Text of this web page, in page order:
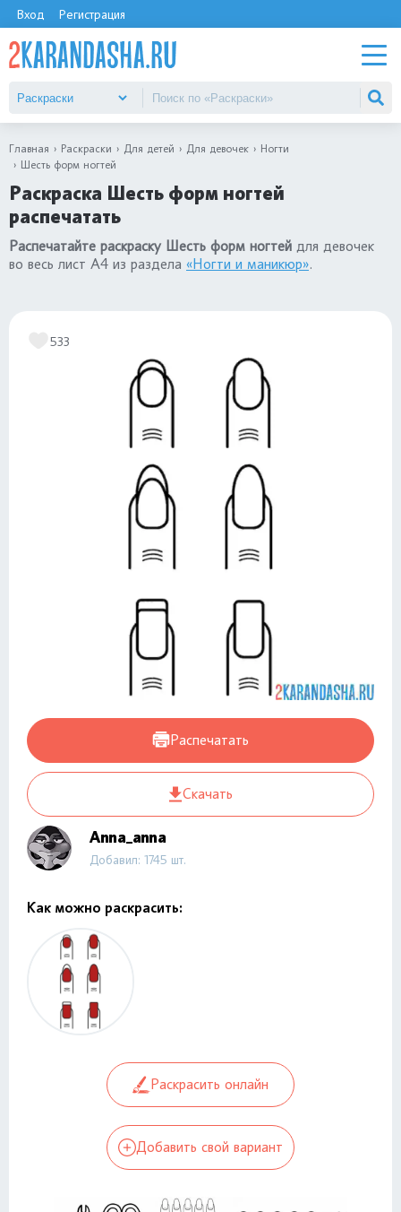
Вход Регистрация
Главная Раскраски Для детей Для девочек
Ногти
Шесть форм ногтей
Раскраска Шесть форм ногтей
распечатать
Распечатайте раскраску Шесть форм ногтей для девочек
во весь лист А4 из раздела «Ногти и маникюр».
533
Распечатать
Скачать
Anna_anna
Добавил: 1745 шт.
Как можно раскрасить:
Раскрасить онлайн
Добавить свой вариант